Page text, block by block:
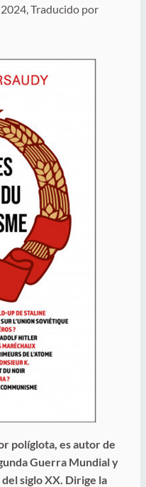
Traducido por
políglota, es autor de
Guerra Mundial y
siglo XX. Dirige la